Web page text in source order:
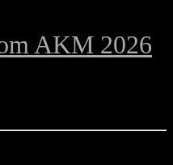
AKM 2026